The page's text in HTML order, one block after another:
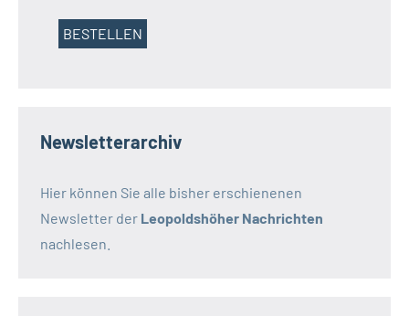
Newsletterarchiv
Hier können Sie alle bisher erschienenen
Newsletter der Leopoldshöher Nachrichten
nachlesen.